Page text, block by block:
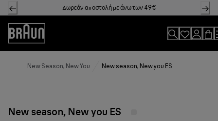
Skip
to
Content
Δωρεάν αποστολή με άνω των 49€
Accessibility
Statement
New Season, New You New season, New you ES
New season, New you ES